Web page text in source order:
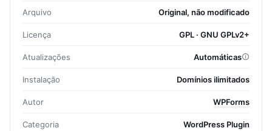
Arquivo Original, não modificado
Licença GPL · GNU GPLv2+
Atualizações Automáticas
Instalação Domínios ilimitados
Autor WPForms
Categoria WordPress Plugin